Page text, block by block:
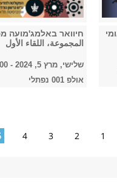
חיוואר באלמג'מועה
المجموعة، اللقاء الأول
שלישי, מרץ 5, 2024 -
אולפ 001 נפתלי
1
2
3
4